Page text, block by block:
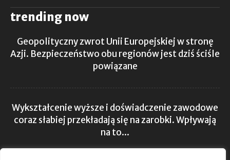
trending now
Geopolityczny zwrot Unii Europejskiej w stronę
Azji. Bezpieczeństwo obu regionów jest dziś ściśle
powiązane
Wykształcenie wyższe i doświadczenie zawodowe
coraz słabiej przekładają się na zarobki. Wpływają
na to...